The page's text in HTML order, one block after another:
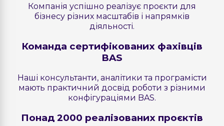
Компанія успішно реалізує проєкти для
бізнесу різних масштабів і напрямків
діяльності.
Команда сертифікованих фахівців
BAS
Наші консультанти, аналітики та програмісти
мають практичний досвід роботи з різними
конфігураціями BAS.
Понад 2000 реалізованих проєктів